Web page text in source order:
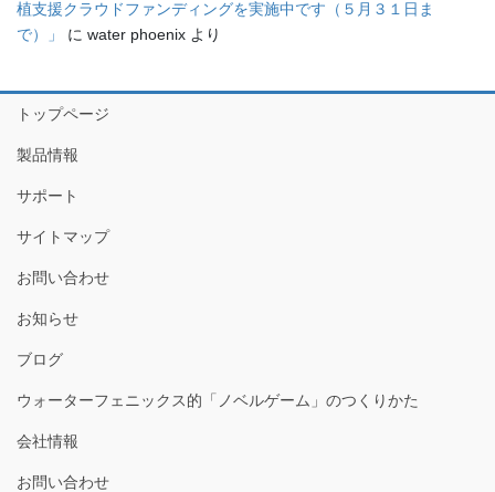
植支援クラウドファンディングを実施中です（５月３１日ま
で）」
に water phoenix より
トップページ
製品情報
サポート
サイトマップ
お問い合わせ
お知らせ
ブログ
ウォーターフェニックス的「ノベルゲーム」のつくりかた
会社情報
お問い合わせ